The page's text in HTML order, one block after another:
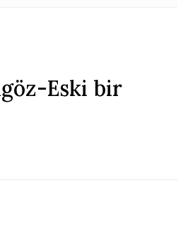
Eski bir